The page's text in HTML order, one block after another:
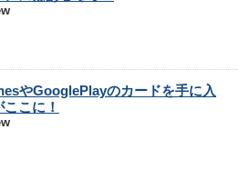
やGooglePlayのカードを手に入
こに！